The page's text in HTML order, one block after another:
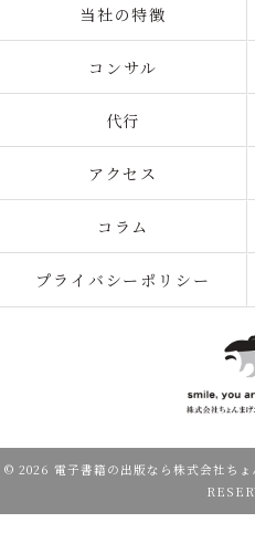
当社の特徴
コンサル
代行
アクセス
コラム
プライバシーポリシー
© 2026 電子書籍の出版なら株式会社ち